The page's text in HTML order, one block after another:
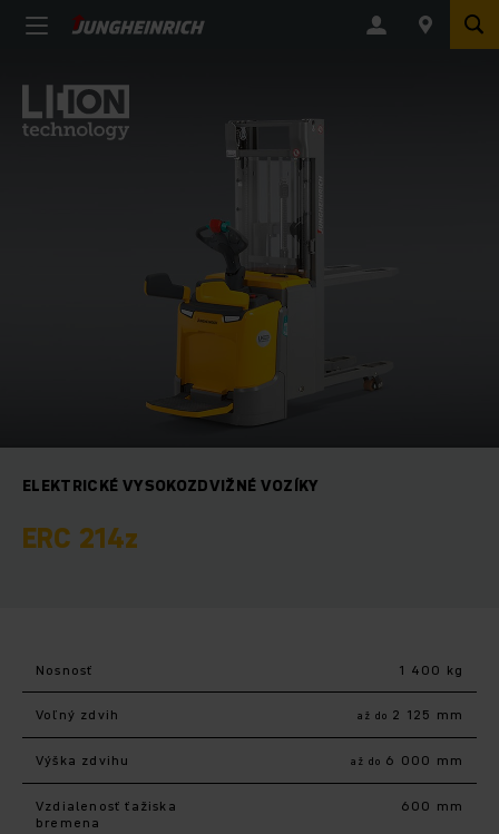
ELEKTRICKÉ VYSOKOZDVIŽNÉ VOZÍKY
ERC 214z
Nosnosť 1 400 kg
Voľný zdvih až do 2 125 mm
Výška zdvihu až do 6 000 mm
Vzdialenosť ťažiska
bremena
600 mm